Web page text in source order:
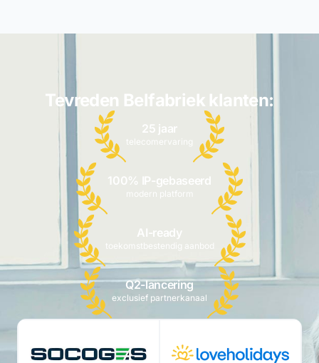
Tevreden Belfabriek klanten:
25 jaar
telecomervaring
100% IP-gebaseerd
modern platform
AI-ready
toekomstbestendig aanbod
Q2-lancering
exclusief partnerkanaal